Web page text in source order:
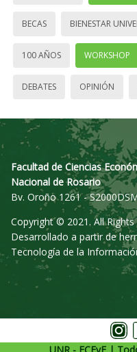
BECAS BIENESTAR
100 AÑOS WORKSHOP
DEBATES OPINIÓN
Facultad de Ciencias
Nacional de Rosario
Bv. Oroño 1261 -
Copyright © 2021. All Rights
Desarrollado a partir de
Tecnología de la